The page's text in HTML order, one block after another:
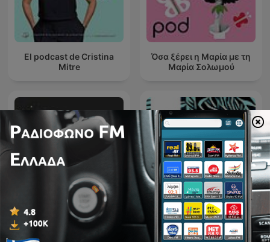
El podcast de Cristina
Mitre
Όσα ξέρει η Μαρία με τη
Μαρία Σολωμού
Slow Piano for Sleep -
Music for Sleep,
Meditation and Relaxation
ETCH RADIO [Techno,
Tech House, House
Music]